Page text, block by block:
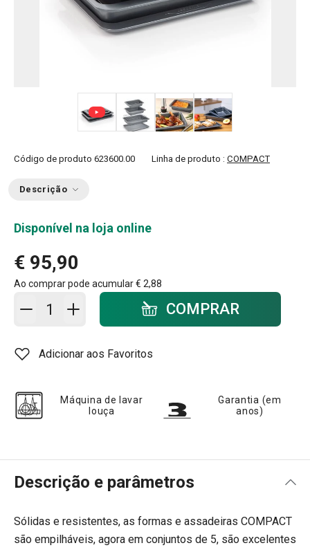
Código de produto 623600.00 Linha de produto : COMPACT
Descrição
Disponível na loja online
€ 95,90
Ao comprar pode acumular€ 2,88
Adicionar ao carrinho - quantidadeCOMPRAR
Adicionar aos Favoritos
Máquina de lavar
louça
Garantia (em
anos)
Descrição e parâmetros
Sólidas e resistentes, as formas e assadeiras ​​COMPACT
são empilháveis, agora em conjuntos de 5, são excelentes